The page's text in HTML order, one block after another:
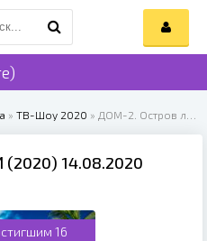
» ТВ-Шоу 2020 » ДОМ-2. Остров любви (2020)
14.08.2020
16